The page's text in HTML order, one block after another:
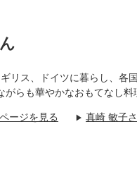
リス、ドイツに暮らし、各
がらも華やかなおもてなし
ージを見る ▶ 真崎 敏子